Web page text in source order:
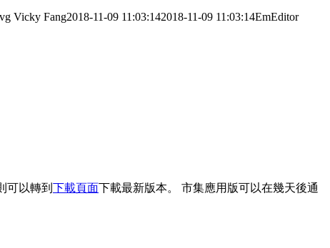
Vicky Fang2018-11-09 11:03:142018-11-09 11:03:14EmEditor
可以轉到 下載頁面下載最新版本。 市集應用版可以在幾天後通